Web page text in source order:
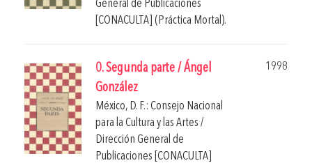
General de Publicaciones
[CONACULTA] (Práctica Mortal).
0. Segunda parte / Ángel
González
1998
México, D. F.: Consejo Nacional
para la Cultura y las Artes /
Dirección General de
Publicaciones [CONACULTA]